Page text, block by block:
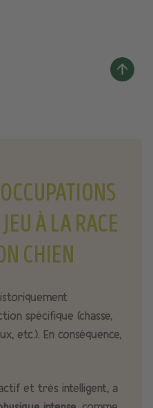
À LA RACE
CHIEN
spécifique (chasse,
etc.). En conséquence,
et très intelligent, a